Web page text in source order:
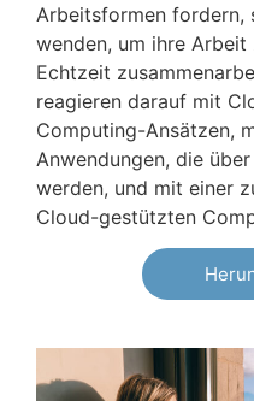
Arbeitsformen fordern,
wenden, um ihre
Echtzeit
reagieren darauf mit
Computing-Ansätzen,
Anwendungen, die
werden, und mit einer
Cloud-gestützten